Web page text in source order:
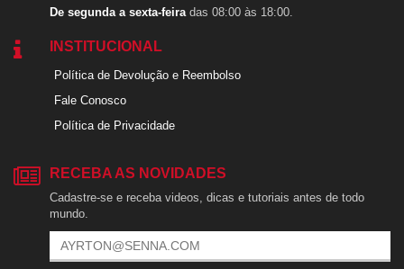
De segunda a sexta-feiradas 08:00 às 18:00.
INSTITUCIONAL
Política de Devolução e Reembolso
Fale Conosco
Política de Privacidade
RECEBA AS NOVIDADES
Cadastre-se e receba videos, dicas e tutoriais antes de todo
mundo.